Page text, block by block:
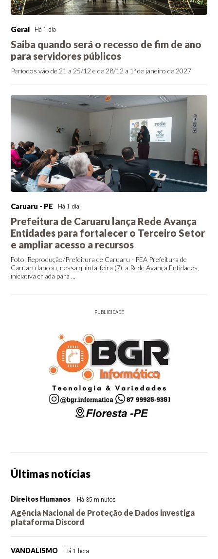
Geral Há 1 dia
Saiba quando será o recesso de fim de ano
para servidores públicos
Períodos vão de 21 a 25/12 e de 28/12 a 1º de janeiro de 2027
Caruaru - PE Há 1 dia
Prefeitura de Caruaru lança Rede Avança
Entidades para fortalecer o Terceiro Setor
e ampliar acesso a recursos
Foto: Reprodução/Prefeitura de Caruaru - PEA Prefeitura de
Caruaru lançou, nessa quinta-feira (7), a Rede Avança Entidades,
iniciativa criada para ...
PUBLICIDADE
Últimas notícias
Direitos Humanos Há 35 minutos
Agência Nacional de Proteção de Dados investiga
plataforma Discord
VANDALISMO Há 1 hora